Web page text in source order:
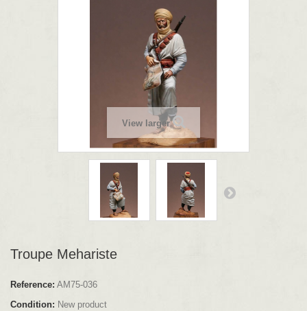
View larger
Troupe Mehariste
Reference: AM75-036
Condition: New product